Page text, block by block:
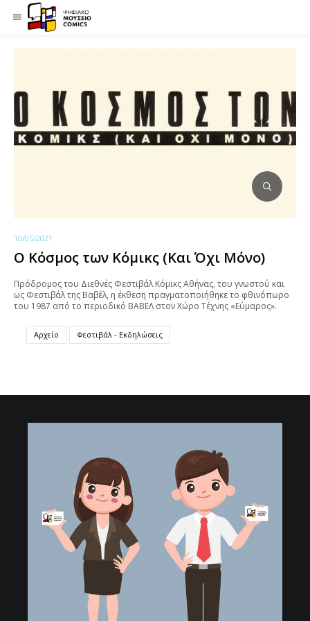
10/05/2021
Ο Κόσμος των Κόμικς (Και Όχι Μόνο)
Πρόδρομος του Διεθνές Φεστιβάλ Κόμικς Αθήνας, του γνωστού και
ως Φεστιβάλ της Βαβέλ, η έκθεση πραγματοποιήθηκε το φθινόπωρο
του 1987 από το περιοδικό ΒΑΒΕΛ στον Χώρο Τέχνης «Εύμαρος».
Αρχείο Φεστιβάλ - Εκδηλώσεις